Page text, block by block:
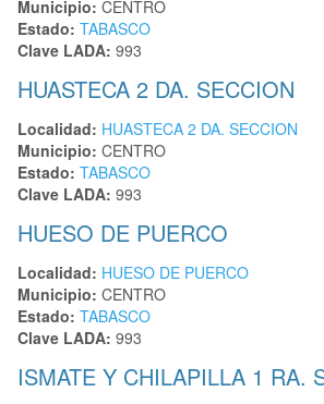
Municipio: CENTRO
Estado: TABASCO
Clave LADA: 993
HUASTECA 2 DA. SECCION
Localidad: HUASTECA 2 DA. SECCION
Municipio: CENTRO
Estado: TABASCO
Clave LADA: 993
HUESO DE PUERCO
Localidad: HUESO DE PUERCO
Municipio: CENTRO
Estado: TABASCO
Clave LADA: 993
ISMATE Y CHILAPILLA 1 RA.